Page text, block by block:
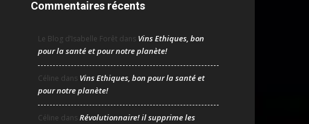
Commentaires récents
Le Blog d’Isabelle Forêt dans Vins Ethiques, bon
pour la santé et pour notre planète!
Céline dans Vins Ethiques, bon pour la santé et
pour notre planète!
Céline dansRévolutionnaire! il supprime les